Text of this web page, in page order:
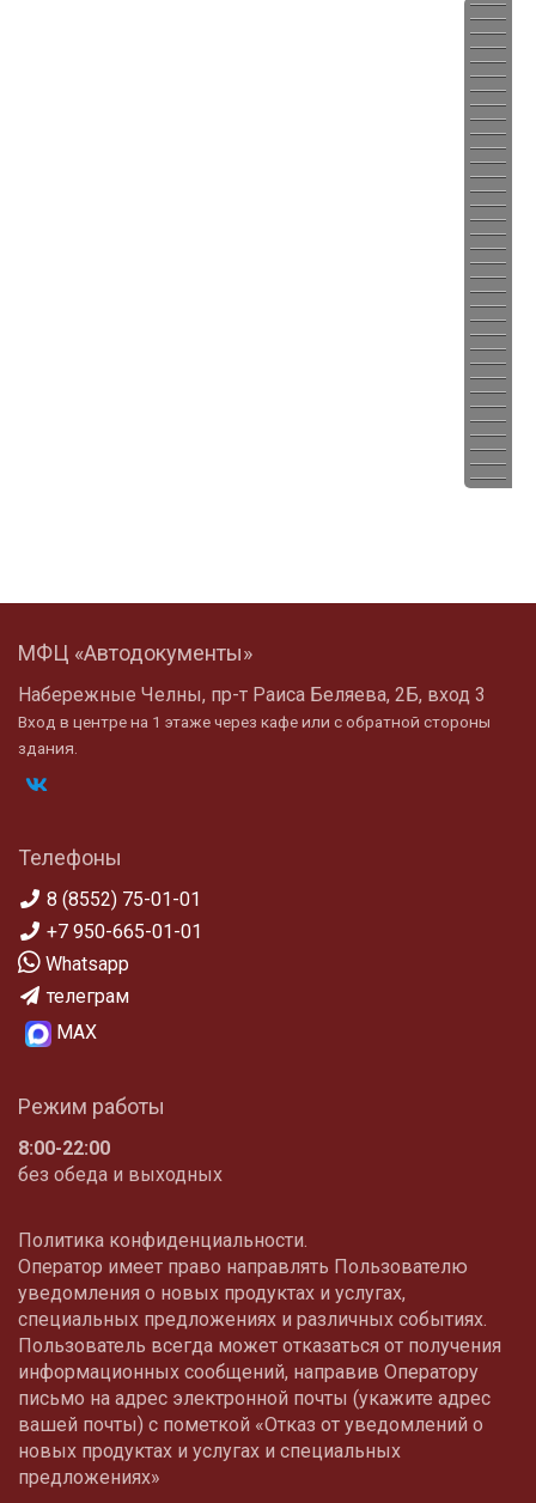
МФЦ «Автодокументы»
Набережные Челны, пр-т Раиса Беляева, 2Б, вход 3
Вход в центре на 1 этаже через кафе или с обратной стороны
здания.
Телефоны
8 (8552) 75-01-01
+7 950-665-01-01
Whatsapp
телеграм
МАХ
Режим работы
8:00-22:00
без обеда и выходных
Политика конфиденциальности.
Оператор имеет право направлять Пользователю
уведомления о новых продуктах и услугах,
специальных предложениях и различных событиях.
Пользователь всегда может отказаться от получения
информационных сообщений, направив Оператору
письмо на адрес электронной почты (укажите адрес
вашей почты) с пометкой «Отказ от уведомлений о
новых продуктах и услугах и специальных
предложениях»